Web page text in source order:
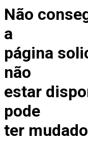
Não
a
página
não
estar
pode
ter